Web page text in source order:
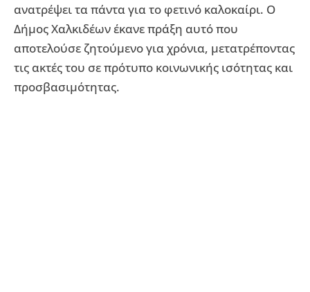
ανατρέψει τα πάντα για το φετινό καλοκαίρι. Ο
Δήμος Χαλκιδέων έκανε πράξη αυτό που
αποτελούσε ζητούμενο για χρόνια, μετατρέποντας
τις ακτές του σε πρότυπο κοινωνικής ισότητας και
προσβασιμότητας.